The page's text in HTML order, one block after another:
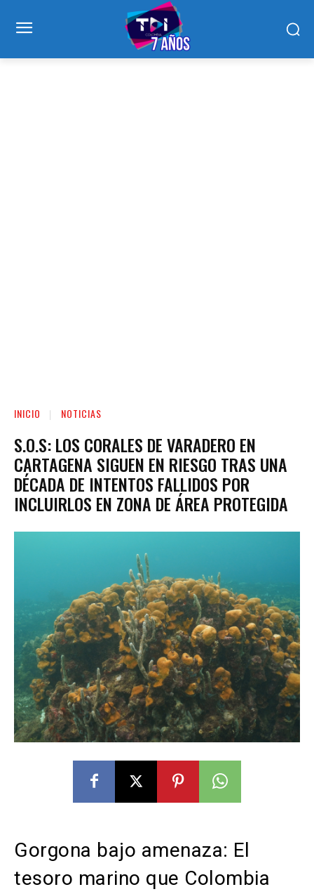
INICIO NOTICIAS
S.O.S: LOS CORALES DE VARADERO EN
CARTAGENA SIGUEN EN RIESGO TRAS UNA
DÉCADA DE INTENTOS FALLIDOS POR
INCLUIRLOS EN ZONA DE ÁREA PROTEGIDA
Gorgona bajo amenaza: El
tesoro marino que Colombia